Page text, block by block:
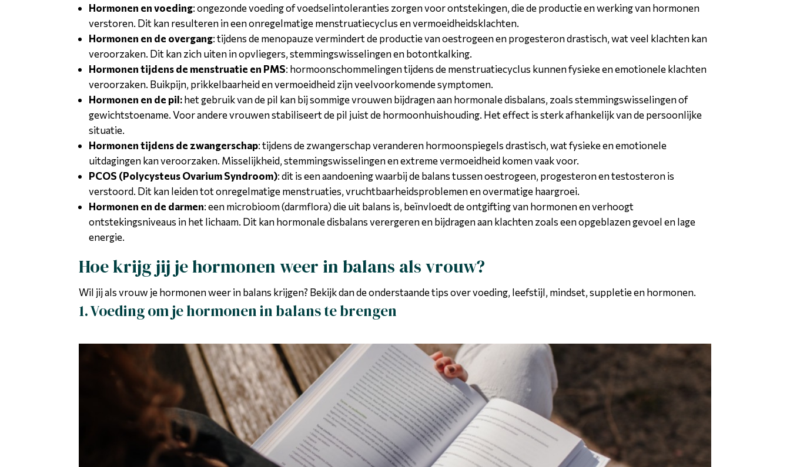
Hormonen en voeding: ongezonde voeding of voedselintoleranties zorgen voor ontstekingen, die de productie en werking van hormonen
verstoren. Dit kan resulteren in een onregelmatige menstruatiecyclus en vermoeidheidsklachten.
Hormonen en de overgang: tijdens de menopauze vermindert de productie van oestrogeen en progesteron drastisch, wat veel klachten kan
veroorzaken. Dit kan zich uiten in opvliegers, stemmingswisselingen en botontkalking.
Hormonen tijdens de menstruatie en PMS: hormoonschommelingen tijdens de menstruatiecyclus kunnen fysieke en emotionele klachten
veroorzaken. Buikpijn, prikkelbaarheid en vermoeidheid zijn veelvoorkomende symptomen.
Hormonen en de pil:het gebruik van de pil kan bij sommige vrouwen bijdragen aan hormonale disbalans, zoals stemmingswisselingen of
gewichtstoename. Voor andere vrouwen stabiliseert de pil juist de hormoonhuishouding. Het effect is sterk afhankelijk van de persoonlijke
situatie.
Hormonen tijdens de zwangerschap: tijdens de zwangerschap veranderen hormoonspiegels drastisch, wat fysieke en emotionele
uitdagingen kan veroorzaken. Misselijkheid, stemmingswisselingen en extreme vermoeidheid komen vaak voor.
PCOS (Polycysteus Ovarium Syndroom): dit is een aandoening waarbij de balans tussen oestrogeen, progesteron en testosteron is
verstoord. Dit kan leiden tot onregelmatige menstruaties, vruchtbaarheidsproblemen en overmatige haargroei.
Hormonen en de darmen: een microbioom (darmflora) die uit balans is, beïnvloedt de ontgifting van hormonen en verhoogt
ontstekingsniveaus in het lichaam. Dit kan hormonale disbalans verergeren en bijdragen aan klachten zoals een opgeblazen gevoel en lage
energie.
Hoe krijg jij je hormonen weer in balans als vrouw?
Wil jij als vrouw je hormonen weer in balans krijgen? Bekijk dan de onderstaande tips over voeding, leefstijl, mindset, suppletie en hormonen.
1. Voeding om je hormonen in balans te brengen